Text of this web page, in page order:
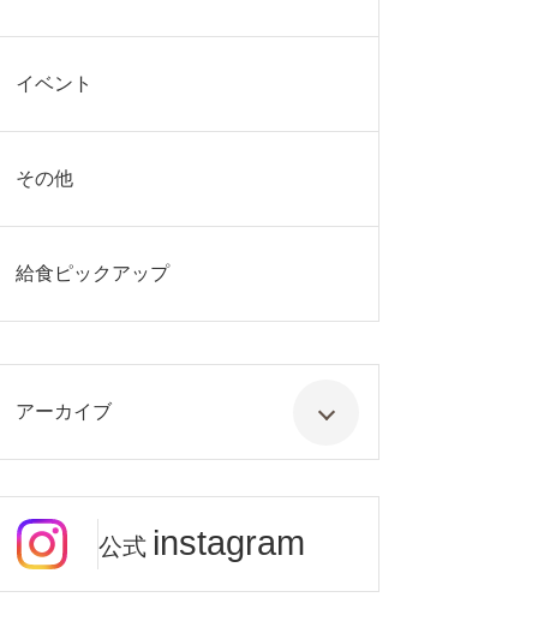
イベント
その他
給食ピックアップ
アーカイブ
公式 instagram